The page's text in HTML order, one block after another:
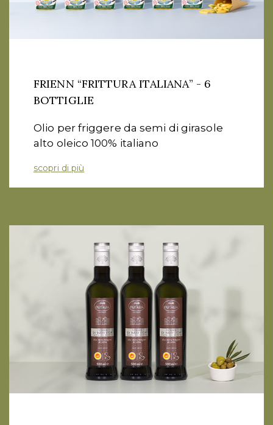
FRIENN “FRITTURA ITALIANA” - 6
BOTTIGLIE
Olio per friggere da semi di girasole
alto oleico 100% italiano
scopri di più